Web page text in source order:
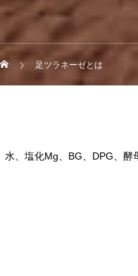
足ツラネーゼとは
水、塩化Mg、BG、DPG、酵